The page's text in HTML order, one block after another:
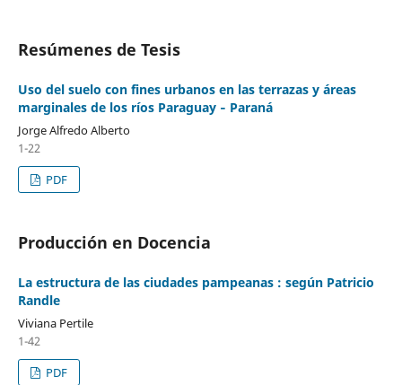
Resúmenes de Tesis
Uso del suelo con fines urbanos en las terrazas y áreas
marginales de los ríos Paraguay ‐ Paraná
Jorge Alfredo Alberto
1-22
PDF
Producción en Docencia
La estructura de las ciudades pampeanas : según Patricio
Randle
Viviana Pertile
1-42
PDF